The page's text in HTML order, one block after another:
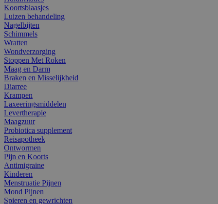
Koortsblaasjes
Luizen behandeling
Nagelbijten
Schimmels
Wratten
Wondverzorging
Stoppen Met Roken
Maag en Darm
Braken en Misselijkheid
Diarree
Krampen
Laxeeringsmiddelen
Levertherapie
Maagzuur
Probiotica supplement
Reisapotheek
Ontwormen
Pijn en Koorts
Antimigraine
Kinderen
Menstruatie Pijnen
Mond Pijnen
Spieren en gewrichten